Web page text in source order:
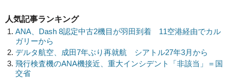
人気記事ランキング
ANA、Dash 8認定中古2機目が羽田到着 11空港経由でカル
ガリーから
デルタ航空、成田7年ぶり再就航 シアトル27年3月から
飛行検査機のANA機接近、重大インシデント「非該当」＝国
交省